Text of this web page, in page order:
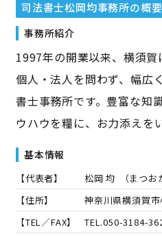
司法書士松岡均事務所の概要
事務所紹介
1997年の開業以来、横須賀
個人・法人を問わず、幅広
書士事務所です。豊富な知
ウハウを糧に、お力添えを
基本情報
【代表者】 松岡 均 （まつお
【住所】
神奈川県横須賀
【TEL／FAX】
TEL.050-3184-